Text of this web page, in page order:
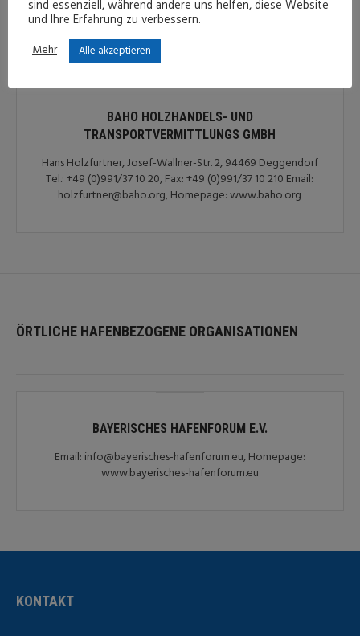
Tel.: +49 (0)991/37130-0, Fax: Fax: +49 (0)991/37130-11
BAHO HOLZHANDELS- UND
TRANSPORTVERMITTLUNGS GMBH
Hans Holzfurtner, Josef-Wallner-Str. 2, 94469 Deggendorf
Tel.: +49 (0)991/37 10 20, Fax: +49 (0)991/37 10 210 Email:
holzfurtner@baho.org, Homepage: www.baho.org
ÖRTLICHE HAFENBEZOGENE ORGANISATIONEN
BAYERISCHES HAFENFORUM E.V.
Email: info@bayerisches-hafenforum.eu, Homepage:
www.bayerisches-hafenforum.eu
KONTAKT
sind essenziell, während andere uns helfen, diese Website
und Ihre Erfahrung zu verbessern.
Mehr
Alle akzeptieren